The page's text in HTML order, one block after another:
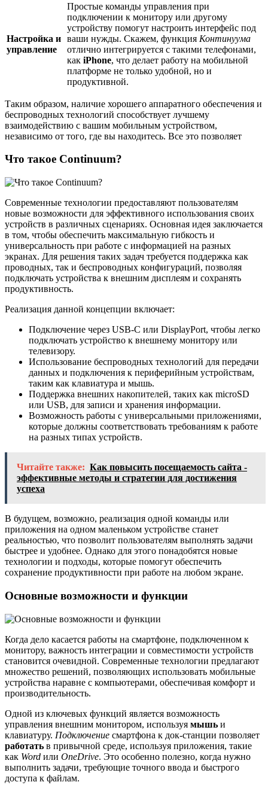
Настройка и
управление
Простые команды управления при
подключении к монитору или другому
устройству помогут настроить интерфейс под
ваши нужды. Скажем, функция Континуума
отлично интегрируется с такими телефонами,
как iPhone, что делает работу на мобильной
платформе не только удобной, но и
продуктивной.
Таким образом, наличие хорошего аппаратного обеспечения и
беспроводных технологий способствует лучшему
взаимодействию с вашим мобильным устройством,
независимо от того, где вы находитесь. Все это позволяет
Что такое Continuum?
Современные технологии предоставляют пользователям
новые возможности для эффективного использования своих
устройств в различных сценариях. Основная идея заключается
в том, чтобы обеспечить максимальную гибкость и
универсальность при работе с информацией на разных
экранах. Для решения таких задач требуется поддержка как
проводных, так и беспроводных конфигураций, позволяя
подключать устройства к внешним дисплеям и сохранять
продуктивность.
Реализация данной концепции включает:
Подключение через USB-C или DisplayPort, чтобы легко
подключать устройство к внешнему монитору или
телевизору.
Использование беспроводных технологий для передачи
данных и подключения к периферийным устройствам,
таким как клавиатура и мышь.
Поддержка внешних накопителей, таких как microSD
или USB, для записи и хранения информации.
Возможность работы с универсальными приложениями,
которые должны соответствовать требованиям к работе
на разных типах устройств.
Читайте также: Как повысить посещаемость сайта -
эффективные методы и стратегии для достижения
успеха
В будущем, возможно, реализация одной команды или
приложения на одном маленьком устройстве станет
реальностью, что позволит пользователям выполнять задачи
быстрее и удобнее. Однако для этого понадобятся новые
технологии и подходы, которые помогут обеспечить
сохранение продуктивности при работе на любом экране.
Основные возможности и функции
Когда дело касается работы на смартфоне, подключенном к
монитору, важность интеграции и совместимости устройств
становится очевидной. Современные технологии предлагают
множество решений, позволяющих использовать мобильные
устройства наравне с компьютерами, обеспечивая комфорт и
производительность.
Одной из ключевых функций является возможность
управления внешним монитором, используя мышь и
клавиатуру. Подключение смартфона к док-станции позволяет
работать в привычной среде, используя приложения, такие
как Word или OneDrive. Это особенно полезно, когда нужно
выполнить задачи, требующие точного ввода и быстрого
доступа к файлам.